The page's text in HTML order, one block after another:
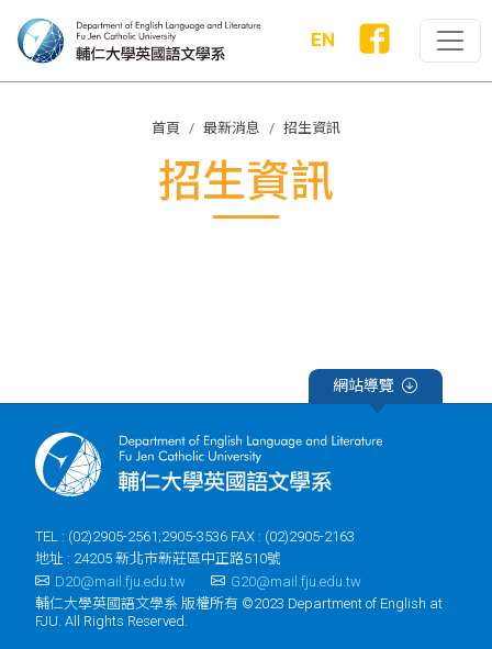
EN
首頁 最新消息 招生資訊
招生資訊
網站導覽
TEL : (02)2905-2561;2905-3536 FAX : (02)2905-2163
地址 : 24205 新北市新莊區中正路510號
D20@mail.fju.edu.tw
G20@mail.fju.edu.tw
輔仁大學英國語文學系 版權所有 ©2023 Department of English at
FJU. All Rights Reserved.